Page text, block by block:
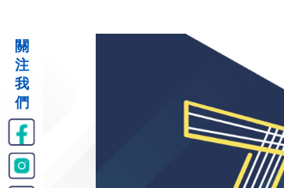
關
注
我
們